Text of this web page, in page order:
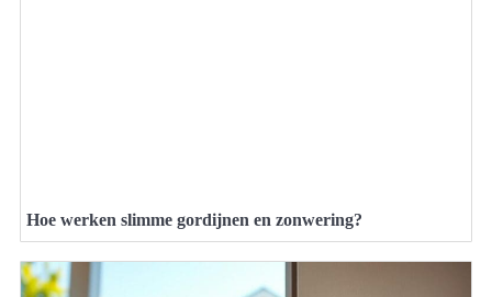
Hoe werken slimme gordijnen en zonwering?